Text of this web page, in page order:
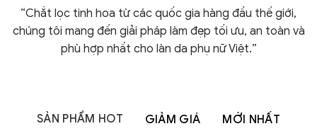
“Chắt lọc tinh hoa từ các quốc gia hàng đầu thế giới,
chúng tôi mang đến giải pháp làm đẹp tối ưu, an toàn và
phù hợp nhất cho làn da phụ nữ Việt.”
SẢN PHẨM HOT GIẢM GIÁ MỚI NHẤT